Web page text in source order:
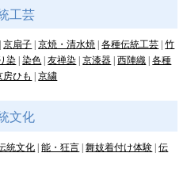
工芸
京扇子 京焼・清水焼 各種伝統工芸 竹
染 染色 友禅染 京漆器 西陣織 各種
房ひも 京繍
文化
統文化 能・狂言 舞妓着付け体験 伝